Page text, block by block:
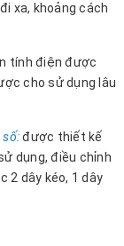
xa, khoảng cách
tính điện được
cho sử dụng lâu
số:được thiết kế
dụng, điều chỉnh
2 dây kéo, 1 dây